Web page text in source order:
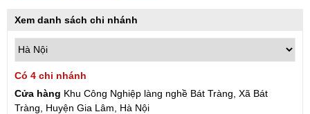
Xem danh sách chi nhánh
Có 4 chi nhánh
Cửa hàng Khu Công Nghiệp làng nghề Bát Tràng, Xã Bát
Tràng, Huyện Gia Lâm, Hà Nội